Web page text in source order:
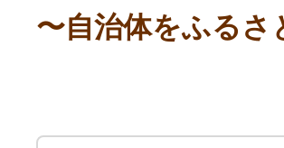
〜自治体をふるさ